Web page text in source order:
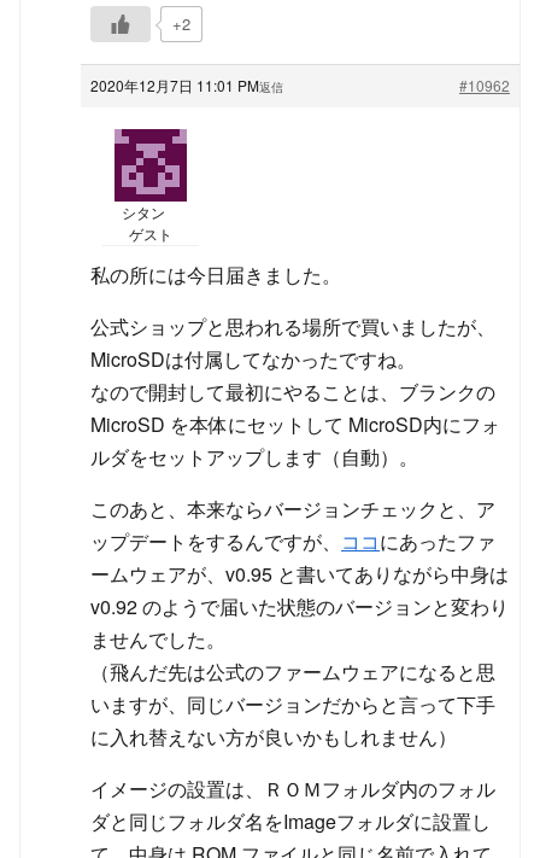
+2
2020年12月7日 11:01 PM #10962
返信
シタン
ゲスト
私の所には今日届きました。
公式ショップと思われる場所で買いましたが、
MicroSDは付属してなかったですね。
なので開封して最初にやることは、ブランクの
MicroSD を本体にセットして MicroSD内にフォ
ルダをセットアップします（自動）。
このあと、本来ならバージョンチェックと、ア
ップデートをするんですが、 ココにあったファ
ームウェアが、v0.95 と書いてありながら中身は
v0.92 のようで届いた状態のバージョンと変わり
ませんでした。
（飛んだ先は公式のファームウェアになると思
いますが、同じバージョンだからと言って下手
に入れ替えない方が良いかもしれません）
イメージの設置は、ＲＯＭフォルダ内のフォル
ダと同じフォルダ名をImageフォルダに設置し